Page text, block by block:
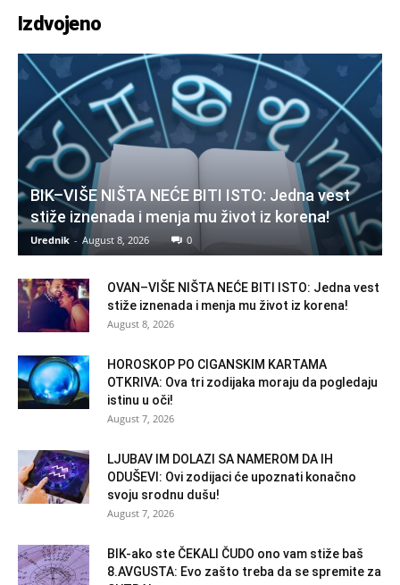
Izdvojeno
BIK–VIŠE NIŠTA NEĆE BITI ISTO: Jedna vest
stiže iznenada i menja mu život iz korena!
Urednik - August 8, 2026 0
OVAN–VIŠE NIŠTA NEĆE BITI ISTO: Jedna vest
stiže iznenada i menja mu život iz korena!
August 8, 2026
HOROSKOP PO CIGANSKIM KARTAMA
OTKRIVA: Ova tri zodijaka moraju da pogledaju
istinu u oči!
August 7, 2026
LJUBAV IM DOLAZI SA NAMEROM DA IH
ODUŠEVI: Ovi zodijaci će upoznati konačno
svoju srodnu dušu!
August 7, 2026
BIK-ako ste ČEKALI ČUDO ono vam stiže baš
8.AVGUSTA: Evo zašto treba da se spremite za